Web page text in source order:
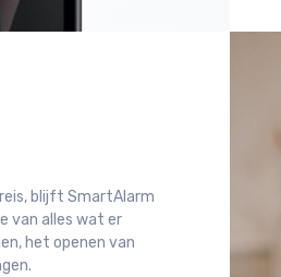
blijft SmartAlarm
van alles wat er
het openen van